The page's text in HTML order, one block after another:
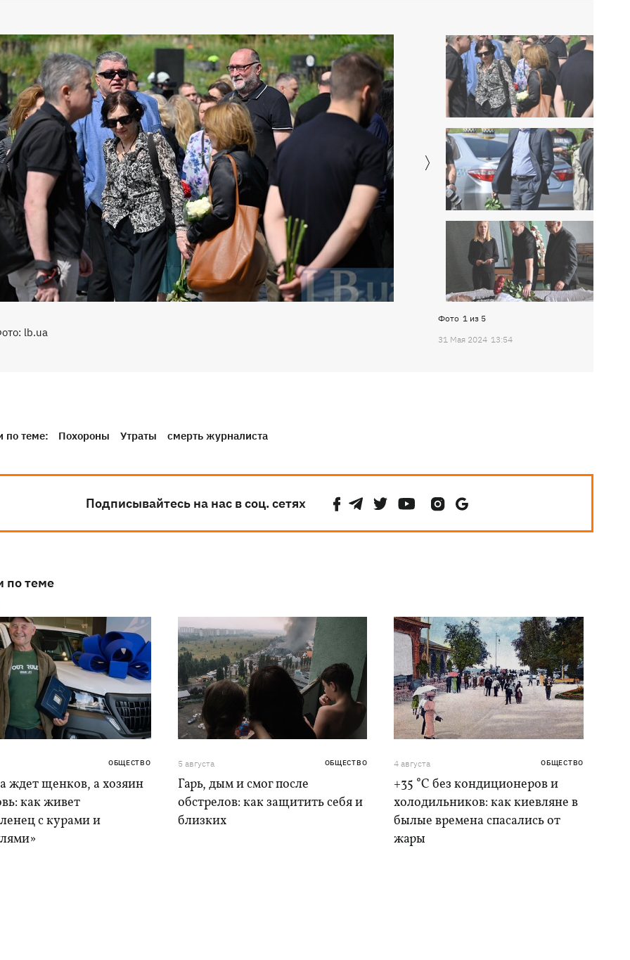
lb.ua
Фото 1 из 5
31 Мая 2024 13:54
по теме: Похороны Утраты смерть журналиста
Подписывайтесь на нас в соц. сетях
по теме
ОБЩЕСТВО
ждет щенков, а хозяин
как живет
с курами и
5 августа ОБЩЕСТВО
Гарь, дым и смог после
обстрелов: как защитить себя и
близких
4 августа ОБЩЕСТВО
+35 °C без кондиционеров и
холодильников: как киевляне в
былые времена спасались от
жары